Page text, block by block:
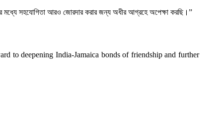
মধ্যে সহযোগিতা আরও জোরদার করার জন্য অধীর আগ্রহে অপেক্ষা করছি।”
to deepening India-Jamaica bonds of friendship and further